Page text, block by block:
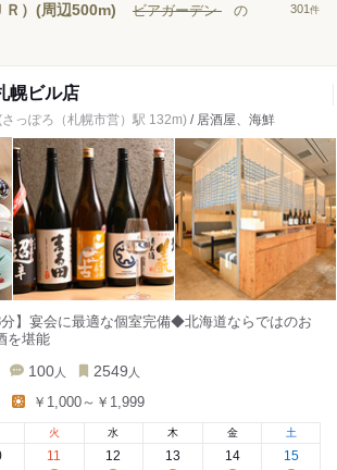
Ｒ）(周辺500m) ビアガーデン
の
301 件
幌ビル店
さっぽろ（札幌市営）駅 132m) / 居酒屋、海鮮
分】宴会に最適な個室完備◆北海道ならではのお
を堪能
100 人 2549 人
￥1,000～￥1,999
火
11
水
12
木
13
金
14
土
15